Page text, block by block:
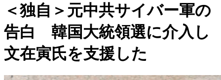
＜独自＞元中共サイバー軍の
告白 韓国大統領選に介入し
文在寅氏を支援した